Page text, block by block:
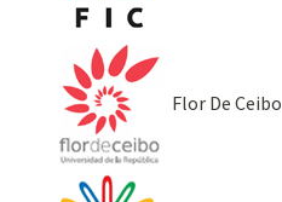
Flor De Ceibo